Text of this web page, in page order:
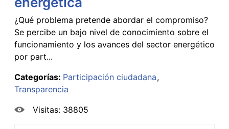
¿Qué problema pretende abordar el compromiso?
Se percibe un bajo nivel de conocimiento sobre el
funcionamiento y los avances del sector energético
por part...
Categorías: Participación ciudadana
Transparencia
Visitas: 38805